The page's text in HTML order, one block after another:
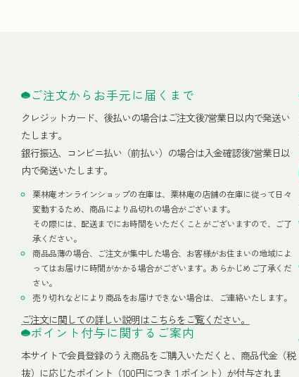
ご注文からお手元に届くまで
クレジットカード、 後払いの場合はご注文後7営業日以内で発送い
たします。
銀行振込、コンビニ払い（前払い）の場合は入金確認後7営業日以
内で発送いたします。
栗林庵オンラインショップの在庫は、栗林庵の店舗の在庫に従って日々
変動するため、商品により品切れの場合がございます。
その際には、配送までにお時間をいただくことがございますので、ご了
承ください。
商品品薄の場合、ご注文が集中した場合、お客様がお住まいの地域によ
ってはお届けに時間がかかる場合がございます。あらかじめご了承くだ
さい。
売り切れなどにより商品をお届けできない場合は、ご連絡いたします。
ご注文に関しての詳しい説明はこちらをご覧ください。
ポイント付与に関するご案内
本サイトで会員登録のうえ商品をご購入いただくと、商品代金（税
抜）に応じたポイント（100円につき１ポイント）が付与されま